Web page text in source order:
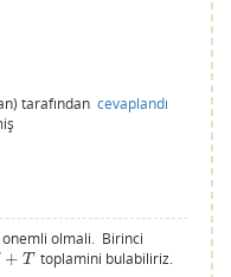
tarafından cevaplandı
olmali. Birinci
+ T
T
toplamini bulabiliriz.